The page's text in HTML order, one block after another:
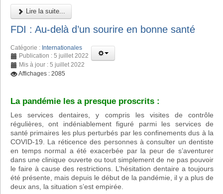
Lire la suite...
FDI : Au-delà d’un sourire en bonne santé
Catégorie : Internationales
Publication : 5 juillet 2022
Mis à jour : 5 juillet 2022
Affichages : 2085
La pandémie les a presque proscrits :
Les services dentaires, y compris les visites de contrôle
régulières, ont indéniablement figuré parmi les services de
santé primaires les plus perturbés par les confinements dus à la
COVID-19. La réticence des personnes à consulter un dentiste
en temps normal a été exacerbée par la peur de s’aventurer
dans une clinique ouverte ou tout simplement de ne pas pouvoir
le faire à cause des restrictions. L’hésitation dentaire a toujours
été présente, mais depuis le début de la pandémie, il y a plus de
deux ans, la situation s’est empirée.